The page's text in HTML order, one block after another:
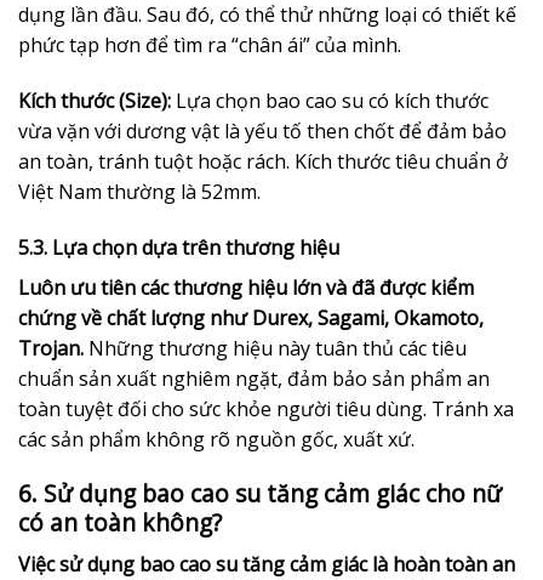
dụng lần đầu. Sau đó, có thể thử những loại có thiết kế
phức tạp hơn để tìm ra “chân ái” của mình.
Kích thước (Size): Lựa chọn bao cao su có kích thước
vừa vặn với dương vật là yếu tố then chốt để đảm bảo
an toàn, tránh tuột hoặc rách. Kích thước tiêu chuẩn ở
Việt Nam thường là 52mm.
5.3. Lựa chọn dựa trên thương hiệu
Luôn ưu tiên các thương hiệu lớn và đã được kiểm
chứng về chất lượng như Durex, Sagami, Okamoto,
Trojan. Những thương hiệu này tuân thủ các tiêu
chuẩn sản xuất nghiêm ngặt, đảm bảo sản phẩm an
toàn tuyệt đối cho sức khỏe người tiêu dùng. Tránh xa
các sản phẩm không rõ nguồn gốc, xuất xứ.
6. Sử dụng bao cao su tăng cảm giác cho nữ
có an toàn không?
Việc sử dụng bao cao su tăng cảm giác là hoàn toàn an